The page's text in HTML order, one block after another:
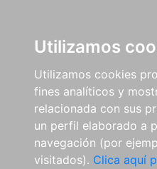
Utilizamos
Utilizamos cookies
fines analíticos y
relacionada con sus
un perfil elaborado a
navegación (por
visitados). Clica aquí